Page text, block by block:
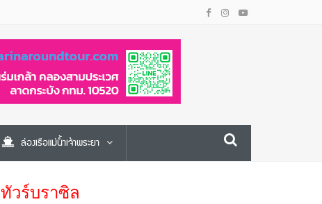
ล่องเรือแม่น้ำเจ้าพระยา
ทัวร์บราซิล